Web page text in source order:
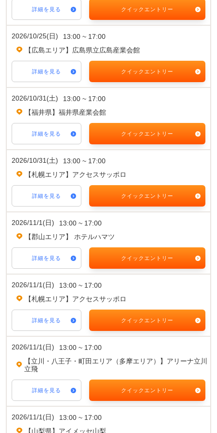
詳細を見る クイックエントリー
2026/10/25(日)
13:00 ~ 17:00
【広島エリア】広島県立広島産業会館
詳細を見る クイックエントリー
2026/10/31(土)
13:00 ~ 17:00
【福井県】福井県産業会館
詳細を見る クイックエントリー
2026/10/31(土)
13:00 ~ 17:00
【札幌エリア】アクセスサッポロ
詳細を見る クイックエントリー
2026/11/1(日)
13:00 ~ 17:00
【郡山エリア】 ホテルハマツ
詳細を見る クイックエントリー
2026/11/1(日)
13:00 ~ 17:00
【札幌エリア】アクセスサッポロ
詳細を見る クイックエントリー
2026/11/1(日)
13:00 ~ 17:00
【立川・八王子・町田エリア（多摩エリア）】アリーナ立川
立飛
詳細を見る クイックエントリー
2026/11/1(日)
13:00 ~ 17:00
【山梨県】アイメッセ山梨